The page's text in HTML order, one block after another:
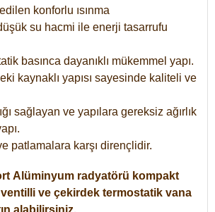
konforlu ısınma
su hacmi ile enerji tasarrufu
basınca dayanıklı mükemmel yapı.
kaynaklı yapısı sayesinde kaliteli ve
sağlayan ve yapılara gereksiz ağırlık
patlamalara karşı dirençlidir.
Alüminyum radyatörü kompakt
ve çekirdek termostatik vana
alabilirsiniz.